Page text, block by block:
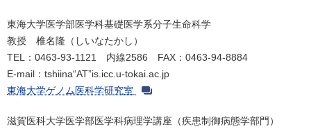
東海大学医学部医学科基礎医学系分子生命科学
教授 椎名隆（しいなたかし）
TEL：0463-93-1121 内線2586 FAX：0463-94-8884
E-mail：tshiina“AT”is.icc.u-tokai.ac.jp
東海大学ゲノム医科学研究室
滋賀医科大学医学部医学科病理学講座（疾患制御病態学部門）